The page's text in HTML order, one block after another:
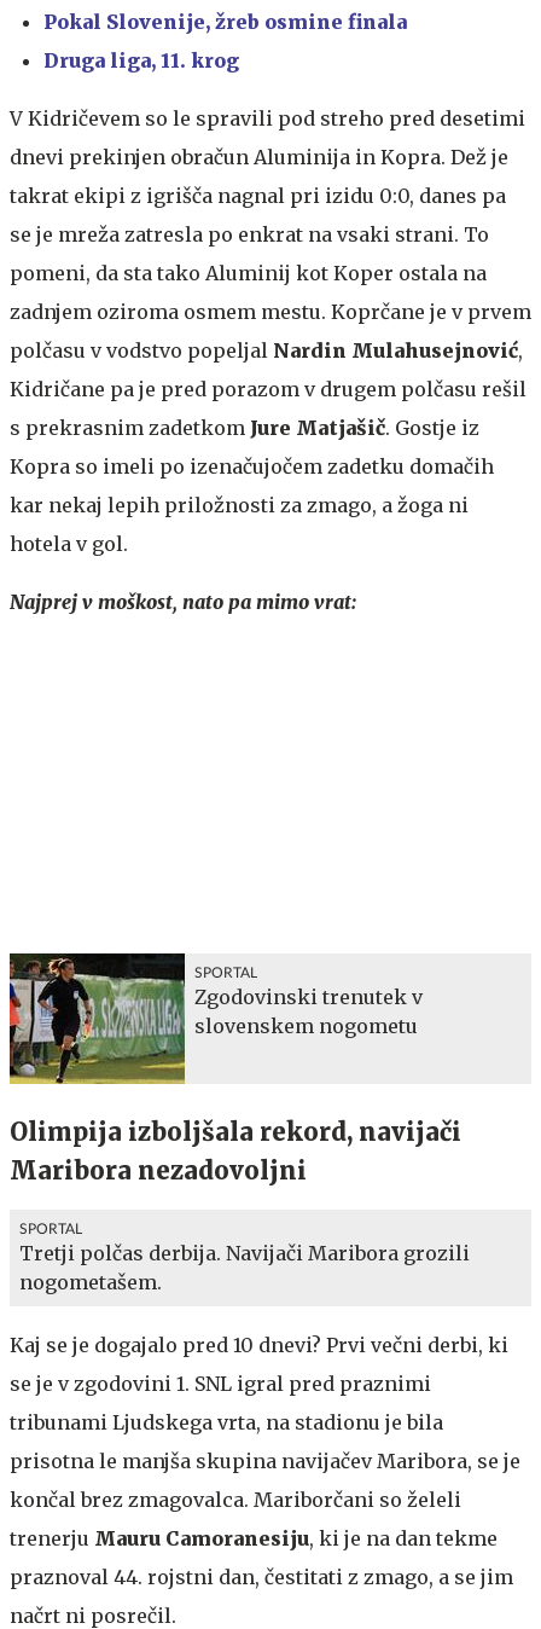
Pokal Slovenije, žreb osmine finala
Druga liga, 11. krog
V Kidričevem so le spravili pod streho pred desetimi
dnevi prekinjen obračun Aluminija in Kopra. Dež je
takrat ekipi z igrišča nagnal pri izidu 0:0, danes pa
se je mreža zatresla po enkrat na vsaki strani. To
pomeni, da sta tako Aluminij kot Koper ostala na
zadnjem oziroma osmem mestu. Koprčane je v prvem
polčasu v vodstvo popeljal Nardin Mulahusejnović,
Kidričane pa je pred porazom v drugem polčasu rešil
s prekrasnim zadetkom Jure Matjašič. Gostje iz
Kopra so imeli po izenačujočem zadetku domačih
kar nekaj lepih priložnosti za zmago, a žoga ni
hotela v gol.
Najprej v moškost, nato pa mimo vrat:
SPORTAL
Zgodovinski trenutek v
slovenskem nogometu
Olimpija izboljšala rekord, navijači
Maribora nezadovoljni
SPORTAL
Tretji polčas derbija. Navijači Maribora grozili
nogometašem.
Kaj se je dogajalo pred 10 dnevi? Prvi večni derbi, ki
se je v zgodovini 1. SNL igral pred praznimi
tribunami Ljudskega vrta, na stadionu je bila
prisotna le manjša skupina navijačev Maribora, se je
končal brez zmagovalca. Mariborčani so želeli
trenerju Mauru Camoranesiju, ki je na dan tekme
praznoval 44. rojstni dan, čestitati z zmago, a se jim
načrt ni posrečil.